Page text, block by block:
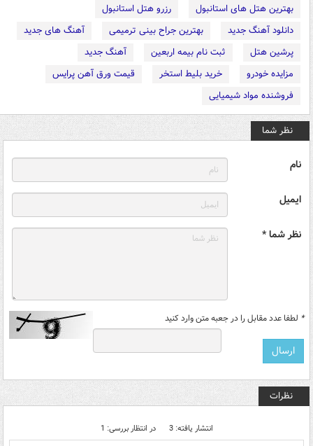
بهترین هتل های استانبول
رزرو هتل استانبول
دانلود آهنگ جدید
بهترین جراح بینی ترمیمی
آهنگ های جدید
پرشین هتل
ثبت نام بیمه اربعین
آهنگ جدید
مزایده خودرو
خرید بلیط استخر
قیمت ورق آهن پرایس
فروشنده مواد شیمیایی
نظر شما
نام
ایمیل
نظر شما *
* لطفا عدد مقابل را در جعبه متن وارد کنید
نظرات
انتشار یافته: 3 در انتظار بررسی: 1